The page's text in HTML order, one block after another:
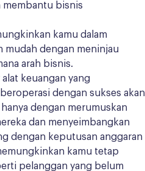
membantu bisnis
kamu dalam
mudah dengan meninjau
arah bisnis.
alat keuangan yang
dengan sukses akan
dengan merumuskan
dan menyeimbangkan
dengan keputusan anggaran
kamu tetap
pelanggan yang belum